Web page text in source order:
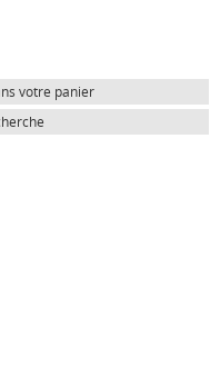
votre panier